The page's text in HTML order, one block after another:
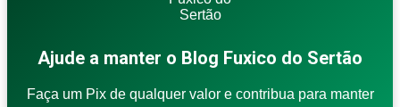
Ajude a manter o Blog Fuxico do Sertão
Faça um Pix de qualquer valor e contribua para manter